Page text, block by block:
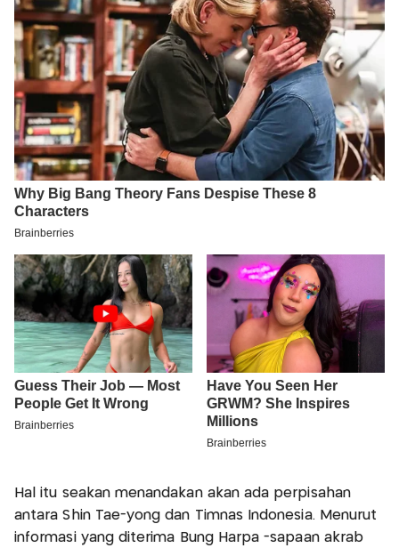
Hal itu seakan menandakan akan ada perpisahan
antara Shin Tae-yong dan Timnas Indonesia. Menurut
informasi yang diterima Bung Harpa -sapaan akrab